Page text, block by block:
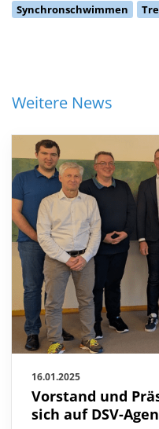
Synchronschwimmen
Weitere News
16.01.2025
Vorstand und
sich auf DSV-